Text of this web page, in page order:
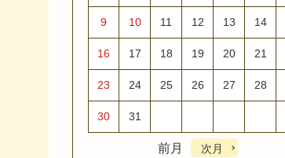
9 10 11 12 13 14
16 17 18 19 20 21
23 24 25 26 27 28
30 31
前月 次月